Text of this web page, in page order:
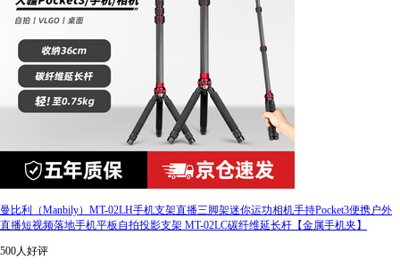
曼比利（Manbily）MT-02LH手机支架直播三脚架迷你运功相机手持Pocket3便携户外
直播短视频落地手机平板自拍投影支架 MT-02LC碳纤维延长杆【金属手机夹】
500人好评